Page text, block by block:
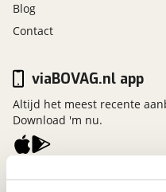
Blog
Contact
viaBOVAG.nl
viaBOVAG.nl app
Altijd het meest recente
Download 'm nu.